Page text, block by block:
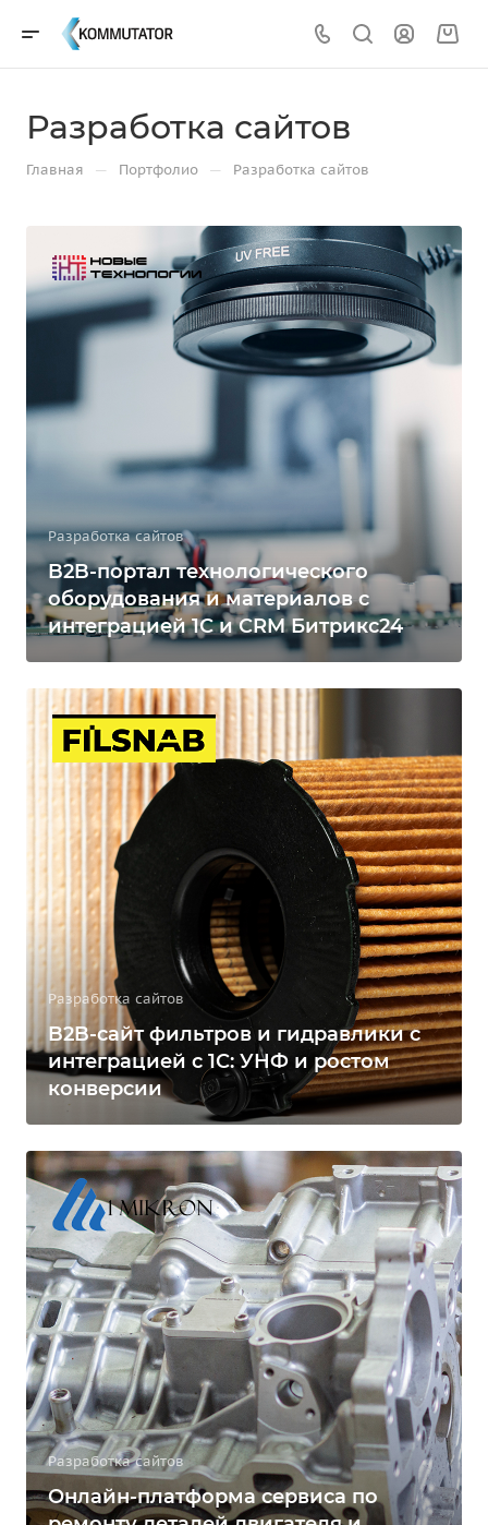
Разработка сайтов
Главная — Портфолио — Разработка сайтов
Разработка сайтов
B2B-портал технологического
оборудования и материалов с
интеграцией 1С и CRM Битрикс24
Разработка сайтов
B2B-сайт фильтров и гидравлики с
интеграцией с 1С: УНФ и ростом
конверсии
Разработка сайтов
Онлайн-платформа сервиса по